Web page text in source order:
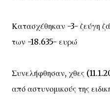
Κατασχέθηκαν -3- ζεύγη
των -18.635- ευρώ
Συνελήφθησαν, χθες
από αστυνομικούς της